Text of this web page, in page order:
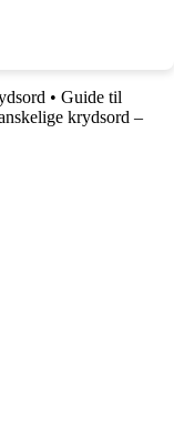
• Guide til
krydsord –